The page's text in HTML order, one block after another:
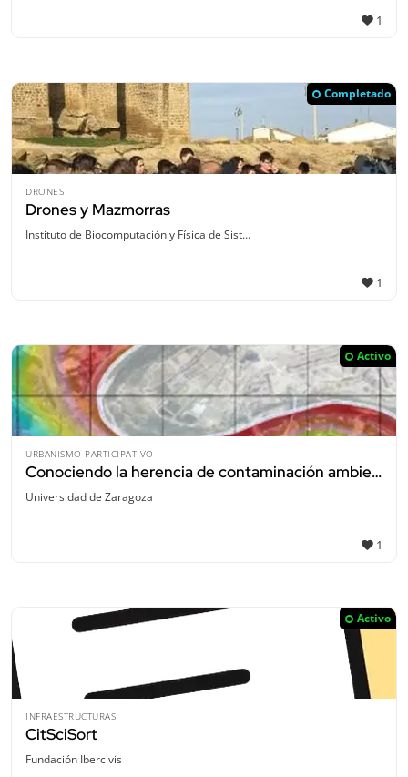
1
Completado
DRONES
Drones y Mazmorras
Instituto de Biocomputación y Física de Sist…
1
Activo
URBANISMO PARTICIPATIVO
Conociendo la herencia de contaminación ambiental de La Almozara
Universidad de Zaragoza
1
Activo
INFRAESTRUCTURAS
CitSciSort
Fundación Ibercivis